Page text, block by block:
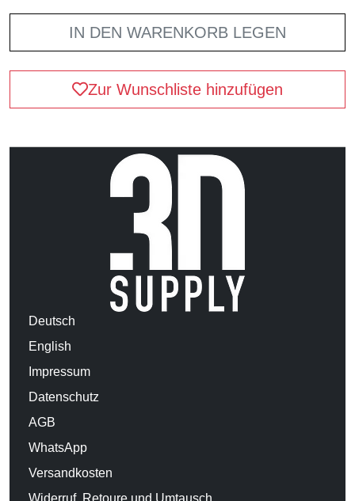
IN DEN WARENKORB LEGEN
Zur Wunschliste hinzufügen
Deutsch
English
Impressum
Datenschutz
AGB
WhatsApp
Versandkosten
Widerruf, Retoure und Umtausch